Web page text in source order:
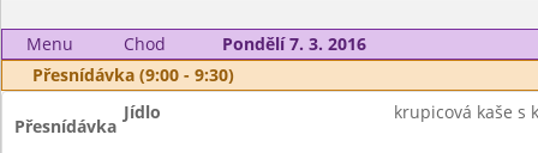
Menu Chod
Pondělí 7. 3. 2016
Přesnídávka (9:00 - 9:30)
Přesnídávka
Jídlo krupicová kaše s